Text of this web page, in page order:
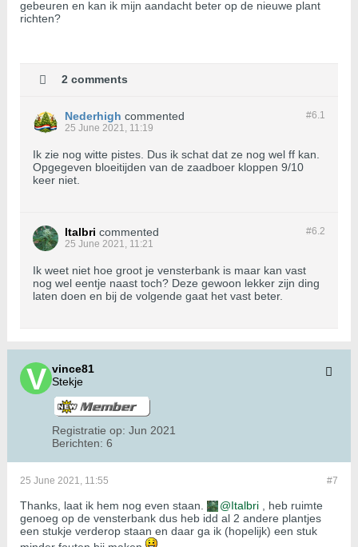
gebeuren en kan ik mijn aandacht beter op de nieuwe plant
richten?
2 comments
#6.1
Nederhigh commented
25 June 2021, 11:19
Ik zie nog witte pistes. Dus ik schat dat ze nog wel ff kan.
Opgegeven bloeitijden van de zaadboer kloppen 9/10
keer niet.
#6.2
Italbri commented
25 June 2021, 11:21
Ik weet niet hoe groot je vensterbank is maar kan vast
nog wel eentje naast toch? Deze gewoon lekker zijn ding
laten doen en bij de volgende gaat het vast beter.
vince81
Stekje
Registratie op: Jun 2021
Berichten: 6
#7
25 June 2021, 11:55
Thanks, laat ik hem nog even staan. Italbri , heb ruimte
genoeg op de vensterbank dus heb idd al 2 andere plantjes
een stukje verderop staan en daar ga ik (hopelijk) een stuk